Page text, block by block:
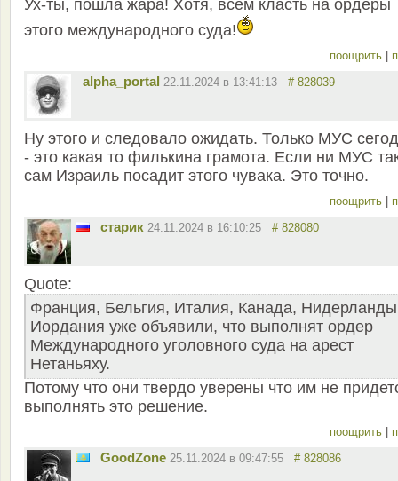
Ух-ты, пошла жара! Хотя, всем класть на ордеры
этого международного суда!
поощрить |
alpha_portal 22.11.2024 в 13:41:13 # 828039
Ну этого и следовало ожидать. Только МУС
- это какая то филькина грамота. Если ни МУС
сам Израиль посадит этого чувака. Это точно.
поощрить |
старик 24.11.2024 в 16:10:25 # 828080
Quote:
Франция, Бельгия, Италия, Канада,
Иордания уже объявили, что выполнят ордер
Международного уголовного суда на арест
Нетаньяху.
Потому что они твердо уверены что им не
выполнять это решение.
поощрить |
GoodZone 25.11.2024 в 09:47:55 # 828086